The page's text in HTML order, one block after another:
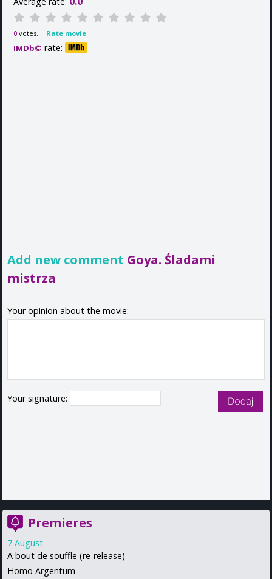
0 votes. | Rate movie
IMDb© rate:
Add new comment Goya. Śladami
mistrza
Your opinion about the movie:
Your signature:
Premieres
7 August
A bout de souffle (re-release)
Homo Argentum